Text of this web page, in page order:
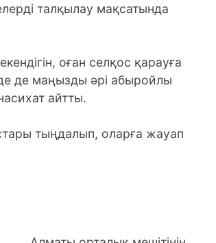
талқылау мақсатында
оған селқос қарауға
де маңызды әрі абыройлы
айтты.
тыңдалып, оларға жауап